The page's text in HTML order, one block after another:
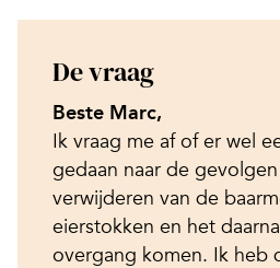
De vraag
Beste Marc,
Ik vraag me af of er wel
gedaan naar de
verwijderen van de
eierstokken en het
overgang komen. Ik heb